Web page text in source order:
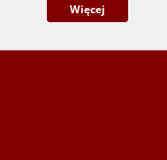
Więcej